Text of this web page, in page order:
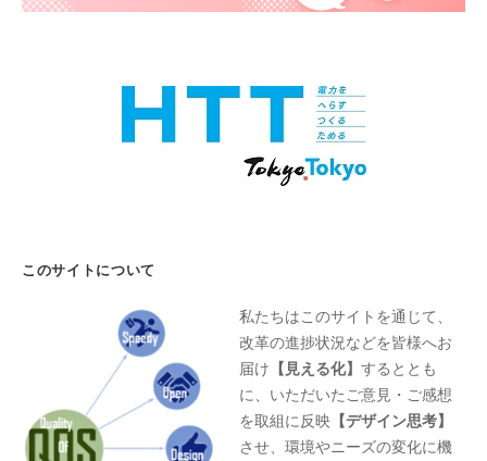
このサイトについて
私たちはこのサイトを通じて、
改革の進捗状況などを皆様へお
届け 【見える化】するととも
に、いただいたご意見・ご感想
を取組に反映 【デザイン思考】
させ、環境やニーズの変化に機